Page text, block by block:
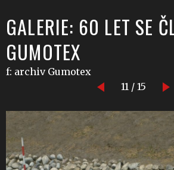
GALERIE: 60 LET SE
GUMOTEX
f: archiv Gumotex
11 / 15